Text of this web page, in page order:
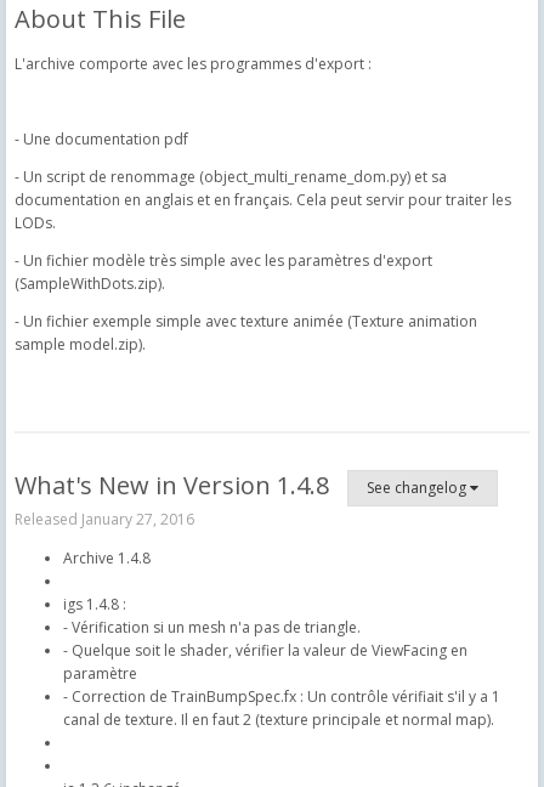
About This File
L'archive comporte avec les programmes d'export :
- Une documentation pdf
- Un script de renommage (object_multi_rename_dom.py) et sa
documentation en anglais et en français. Cela peut servir pour traiter les
LODs.
- Un fichier modèle très simple avec les paramètres d'export
(SampleWithDots.zip).
- Un fichier exemple simple avec texture animée (Texture animation
sample model.zip).
What's New in Version 1.4.8
See changelog
Released January 27, 2016
Archive 1.4.8
igs 1.4.8 :
- Vérification si un mesh n'a pas de triangle.
- Quelque soit le shader, vérifier la valeur de ViewFacing en
paramètre
- Correction de TrainBumpSpec.fx : Un contrôle vérifiait s'il y a 1
canal de texture. Il en faut 2 (texture principale et normal map).